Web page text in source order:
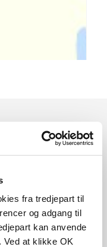
fra tredjepart til
og adgang til
kan anvende
at klikke OK